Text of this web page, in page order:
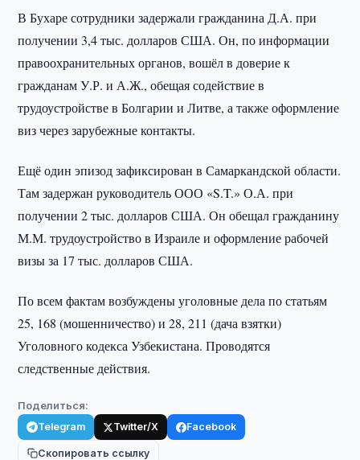
В Бухаре сотрудники задержали гражданина Д.А. при
получении 3,4 тыс. долларов США. Он, по информации
правоохранительных органов, вошёл в доверие к
гражданам У.Р. и А.Ж., обещая содействие в
трудоустройстве в Болгарии и Литве, а также оформление
виз через зарубежные контакты.
Ещё один эпизод зафиксирован в Самаркандской области.
Там задержан руководитель ООО «S.T.» О.А. при
получении 2 тыс. долларов США. Он обещал гражданину
М.М. трудоустройство в Израиле и оформление рабочей
визы за 17 тыс. долларов США.
По всем фактам возбуждены уголовные дела по статьям
25, 168 (мошенничество) и 28, 211 (дача взятки)
Уголовного кодекса Узбекистана. Проводятся
следственные действия.
Поделиться:
Telegram Twitter/X Facebook
Скопировать ссылку